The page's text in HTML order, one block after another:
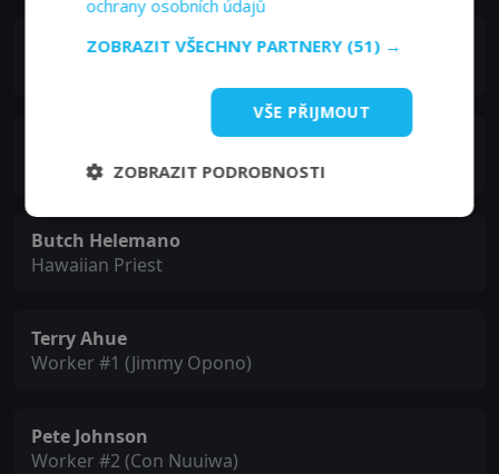
Brian Keaulana
Number 9 (Virginia)
Butch Helemano
Hawaiian Priest
Terry Ahue
Worker #1 (Jimmy Opono)
Pete Johnson
Worker #2 (Con Nuuiwa)
ochrany osobních údajů
ZOBRAZIT VŠECHNY PARTNERY (51) →
VŠE PŘIJMOUT
ZOBRAZIT PODROBNOSTI